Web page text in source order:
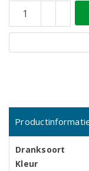
Dranksoort
Kleur